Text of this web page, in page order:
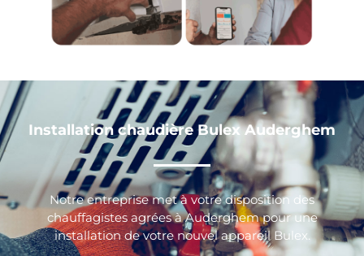
Installation chaudière Bulex Auderghem
Notre entreprise met à votre disposition des
chauffagistes agrées à Auderghem pour une
installation de votre nouvel appareil Bulex.